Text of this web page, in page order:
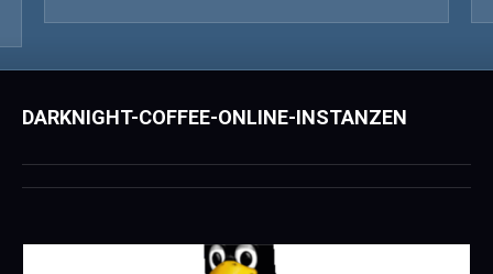
DARKNIGHT-COFFEE-ONLINE-INSTANZEN